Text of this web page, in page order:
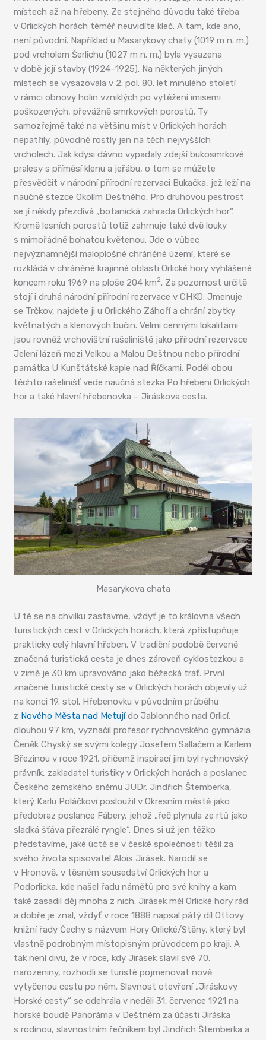
místech až na hřebeny. Ze stejného důvodu také třeba
v Orlických horách téměř neuvidíte kleč. A tam, kde ano,
není původní. Například u Masarykovy chaty (1019 m n. m.)
pod vrcholem Šerlichu (1027 m n. m.) byla vysazena
v době její stavby (1924–1925). Na některých jiných
místech se vysazovala v 2. pol. 80. let minulého století
v rámci obnovy holin vzniklých po vytěžení imisemi
poškozených, převážně smrkových porostů. Ty
samozřejmě také na většinu míst v Orlických horách
nepatřily, původně rostly jen na těch nejvyšších
vrcholech. Jak kdysi dávno vypadaly zdejší bukosmrkové
pralesy s příměsí klenu a jeřábu, o tom se můžete
přesvědčit v národní přírodní rezervaci Bukačka, jež leží na
naučné stezce Okolím Deštného. Pro druhovou pestrost
se jí někdy přezdívá „botanická zahrada Orlických hor“.
Kromě lesních porostů totiž zahrnuje také dvě louky
s mimořádně bohatou květenou. Jde o vůbec
nejvýznamnější maloplošné chráněné území, které se
rozkládá v chráněné krajinné oblasti Orlické hory vyhlášené
koncem roku 1969 na ploše 204 km2. Za pozornost určitě
stojí i druhá národní přírodní rezervace v CHKO. Jmenuje
se Trčkov, najdete ji u Orlického Záhoří a chrání zbytky
květnatých a klenových bučin. Velmi cennými lokalitami
jsou rovněž vrchovištní rašeliniště jako přírodní rezervace
Jelení lázeň mezi Velkou a Malou Deštnou nebo přírodní
památka U Kunštátské kaple nad Říčkami. Podél obou
těchto rašelinišť vede naučná stezka Po hřebeni Orlických
hor a také hlavní hřebenovka – Jiráskova cesta.
Masarykova chata
U té se na chvilku zastavme, vždyť je to královna všech
turistických cest v Orlických horách, která zpřístupňuje
prakticky celý hlavní hřeben. V tradiční podobě červeně
značená turistická cesta je dnes zároveň cyklostezkou a
v zimě je 30 km upravováno jako běžecká trať. První
značené turistické cesty se v Orlických horách objevily už
na konci 19. stol. Hřebenovku v původním průběhu
z Nového Města nad Metujído Jablonného nad Orlicí,
dlouhou 97 km, vyznačil profesor rychnovského gymnázia
Čeněk Chyský se svými kolegy Josefem Sallačem a Karlem
Březinou v roce 1921, přičemž inspirací jim byl rychnovský
právník, zakladatel turistiky v Orlických horách a poslanec
Českého zemského sněmu JUDr. Jindřich Štemberka,
který Karlu Poláčkovi posloužil v Okresním městě jako
předobraz poslance Fábery, jehož „řeč plynula ze rtů jako
sladká šťáva přezrálé ryngle“. Dnes si už jen těžko
představíme, jaké úctě se v české společnosti těšil za
svého života spisovatel Alois Jirásek. Narodil se
v Hronově, v těsném sousedství Orlických hor a
Podorlicka, kde našel řadu námětů pro své knihy a kam
také zasadil děj mnoha z nich. Jirásek měl Orlické hory rád
a dobře je znal, vždyť v roce 1888 napsal pátý díl Ottovy
knižní řady Čechy s názvem Hory Orlické/Stěny, který byl
vlastně podrobným místopisným průvodcem po kraji. A
tak není divu, že v roce, kdy Jirásek slavil své 70.
narozeniny, rozhodli se turisté pojmenovat nově
vytyčenou cestu po něm. Slavnost otevření „Jiráskovy
Horské cesty“ se odehrála v neděli 31. července 1921 na
horské boudě Panoráma v Deštném za účasti Jiráska
s rodinou, slavnostním řečníkem byl Jindřich Štemberka a